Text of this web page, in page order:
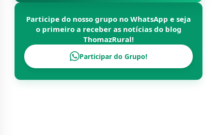
Participe do nosso grupo no WhatsApp e seja
o primeiro a receber as notícias do blog
ThomazRural!
Participar do Grupo!